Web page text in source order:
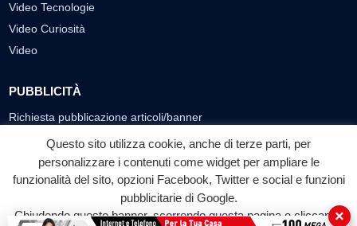
Video Tecnologie
Video Curiosità
Video
PUBBLICITÀ
Richiesta pubblicazione articoli/banner
SEGUICI SUI SOCIAL
f
Facebook
◎ ▶
YouTube
Questo sito utilizza cookie, anche di terze parti, per
personalizzare i contenuti come widget per ampliare le
funzionalità del sito, opzioni Facebook, Twitter e social e funzioni
pubblicitarie di Google.
Chiudendo questo banner, scorrendo questa pagina o cliccando
×